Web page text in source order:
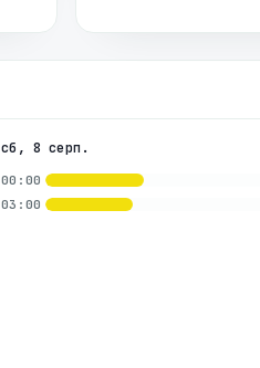
сб, 8 серп.
00:00
03:00